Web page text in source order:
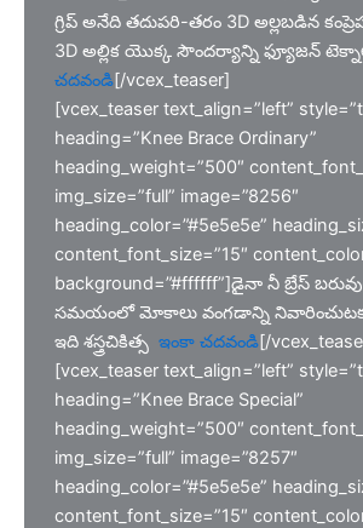
గ్రిప్ అనేది తదుపరి-తరం 3D అల్లబడిన
3D అల్లిక యొక్క సౌందర్యాన్ని ఫ్యూజన్
చదవండి[/vcex_teaser]
[vcex_teaser text_align=”left”
heading=”Knee Brace Ordinary”
heading_weight=”500″
img_size=”full” image=”8256″
heading_color=”#5e5e5e”
content_font_size=”15″
background=”#ffffff”]డైనా నీ బ్రేస్
సమయంలో మోకాలు వంగడాన్ని
ఇది శస్త్రచికిత్స ఇంకా చదవండి[/
[vcex_teaser text_align=”left”
heading=”Knee Brace Special”
heading_weight=”500″
img_size=”full” image=”8257″
heading_color=”#5e5e5e”
content_font_size=”15″